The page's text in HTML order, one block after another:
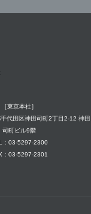
［東京本社］
代田区神田司町2丁目2-12 神田
司町ビル9階
：03-5297-2300
：03-5297-2301